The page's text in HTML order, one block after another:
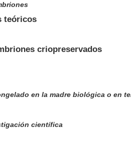
teóricos
criopreservados
en la madre biológica o en
científica